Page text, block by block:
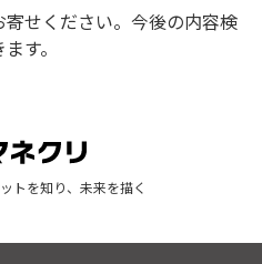
せください。今後の内容検
す。
トを知り、未来を描く